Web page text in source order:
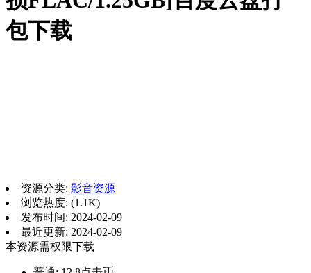
包下载
资源分类: 影音资源
浏览热度: (1.1K)
发布时间: 2024-02-09
最近更新: 2024-02-09
本资源需权限下载